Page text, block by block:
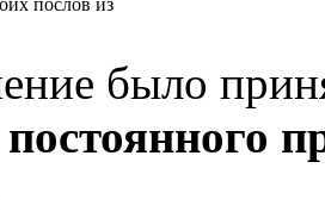
послов из
было